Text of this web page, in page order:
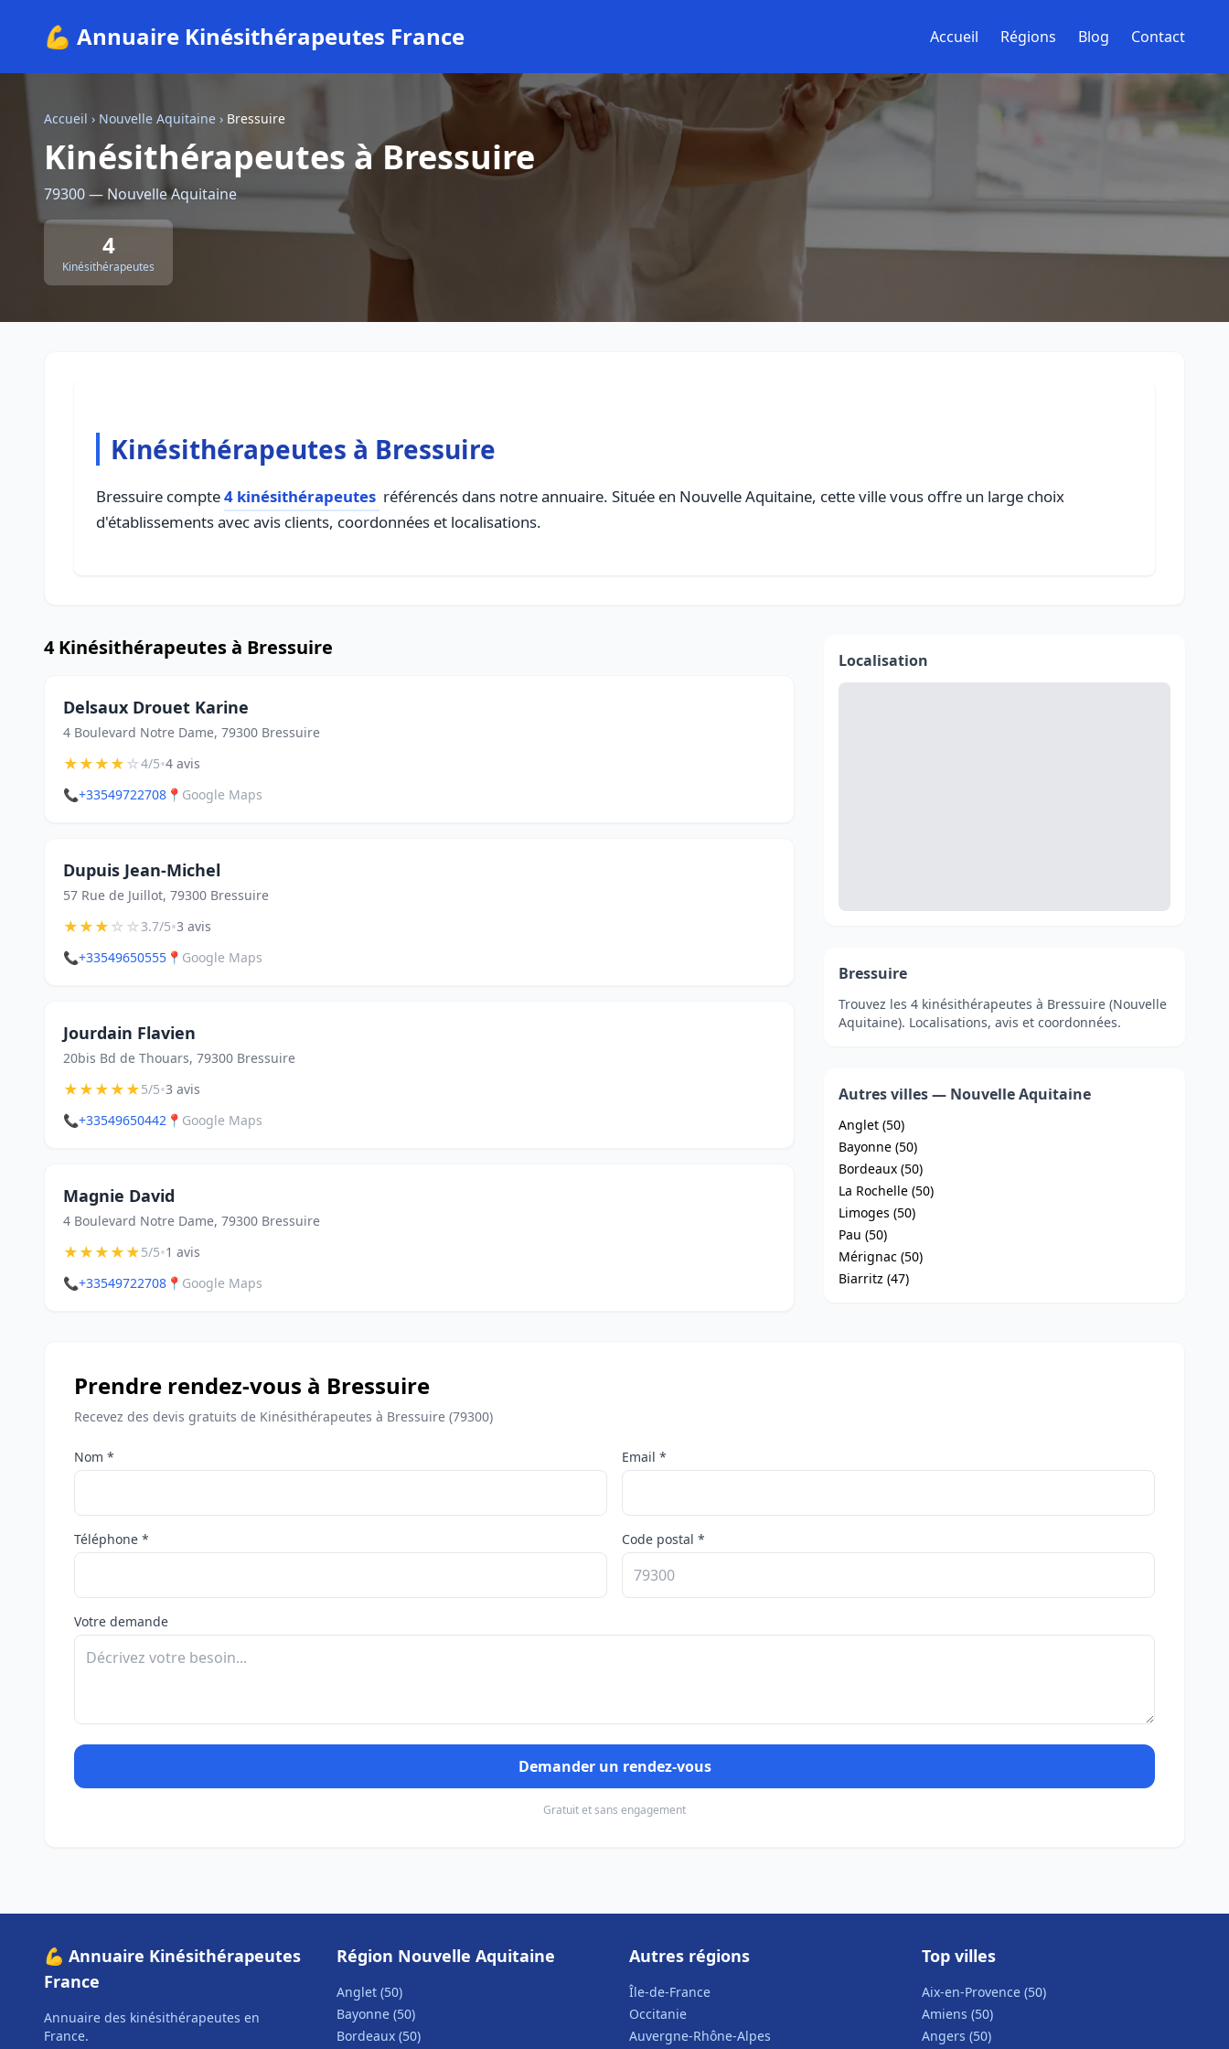
💪 Annuaire Kinésithérapeutes France Accueil Régions Blog Contact
Accueil › Nouvelle Aquitaine › Bressuire
Kinésithérapeutes à Bressuire
79300 — Nouvelle Aquitaine
4
Kinésithérapeutes
Kinésithérapeutes à Bressuire
Bressuire compte4 kinésithérapeutes référencés dans notre annuaire. Située en Nouvelle Aquitaine, cette ville vous offre un large choix
d'établissements avec avis clients, coordonnées et localisations.
4 Kinésithérapeutes à Bressuire
Delsaux Drouet Karine
4 Boulevard Notre Dame, 79300 Bressuire
★★★★☆4/5•4 avis
📞+33549722708 📍 Google Maps
Dupuis Jean-Michel
57 Rue de Juillot, 79300 Bressuire
★★★☆☆3.7/5•3 avis
📞+33549650555 📍 Google Maps
Jourdain Flavien
20bis Bd de Thouars, 79300 Bressuire
★★★★★5/5•3 avis
📞+33549650442 📍 Google Maps
Magnie David
4 Boulevard Notre Dame, 79300 Bressuire
★★★★★5/5•1 avis
📞+33549722708 📍 Google Maps
Localisation
Bressuire
Trouvez les 4 kinésithérapeutes à Bressuire (Nouvelle
Aquitaine). Localisations, avis et coordonnées.
Autres villes — Nouvelle Aquitaine
Anglet (50)
Bayonne (50)
Bordeaux (50)
La Rochelle (50)
Limoges (50)
Pau (50)
Mérignac (50)
Biarritz (47)
Prendre rendez-vous à Bressuire
Recevez des devis gratuits de Kinésithérapeutes à Bressuire (79300)
Nom * Email *
Téléphone * Code postal *
Votre demande
Demander un rendez-vous
Gratuit et sans engagement
💪 Annuaire Kinésithérapeutes
France
Annuaire des kinésithérapeutes en
France.
Région Nouvelle Aquitaine
Anglet (50)
Bayonne (50)
Bordeaux (50)
Autres régions
Île-de-France
Occitanie
Auvergne-Rhône-Alpes
Top villes
Aix-en-Provence (50)
Amiens (50)
Angers (50)